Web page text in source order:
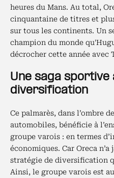
heures du Mans. Au total,
cinquantaine de titres et
sur tous les continents. Un
champion du monde
décrocher cette année avec
Une saga sportive
diversification
Ce palmarès, dans l’ombre
automobiles, bénéficie à
groupe varois : en termes
économiques. Car Oreca n’a
stratégie de diversification
Ainsi, le groupe varois est